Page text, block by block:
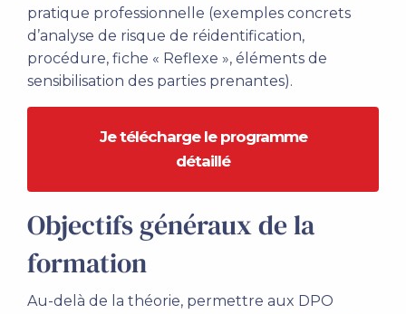
pratique professionnelle (exemples concrets
d’analyse de risque de réidentification,
procédure, fiche « Reflexe », éléments de
sensibilisation des parties prenantes).
Je télécharge le programme
détaillé
Objectifs généraux de la
formation
Au-delà de la théorie, permettre aux DPO